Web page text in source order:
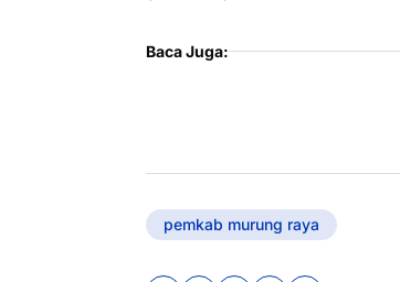
Baca Juga:
pemkab murung raya